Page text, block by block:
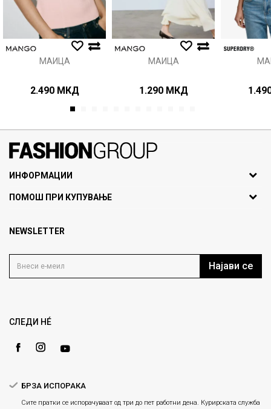
МАИЦА
2.490 МКД
МАИЦА
1.290 МКД
1
ИНФОРМАЦИИ
За нас
Продавници
Блог
Gift Card
ПОМОШ ПРИ КУПУВАЊЕ
Политика на приватност
Како да купите
Замена и рефундација на производи
NEWSLETTER
Најави се
СЛЕДИ НÉ
БРЗА ИСПОРАКА
Сите пратки се испорачуваат од три до пет работни дена. Курирската служба